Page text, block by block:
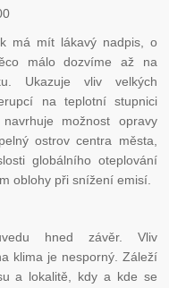
má mít lákavý nadpis, o
málo dozvíme až na
Ukazuje vliv velkých
na teplotní stupnici
navrhuje možnost opravy
ostrov centra města,
globálního oteplování
oblohy při snížení emisí.
hned závěr. Vliv
klima je nesporný. Záleží
a lokalitě, kdy a kde se